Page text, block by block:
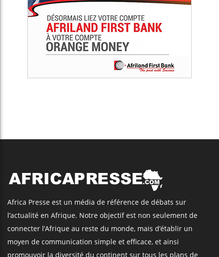
Africa Presse est un média de référence de débats sur
l’actualité en Afrique. Notre objectif est non seulement de
connecter l’Afrique au reste du monde, mais d’établir un
moyen de communication simple et efficace, et ainsi
promouvoir la diversité du continent sur tous les plans de